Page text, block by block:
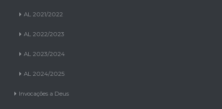
AL 2021/2022
AL 2022/2023
AL 2023/2024
AL 2024/2025
Invocações a Deus